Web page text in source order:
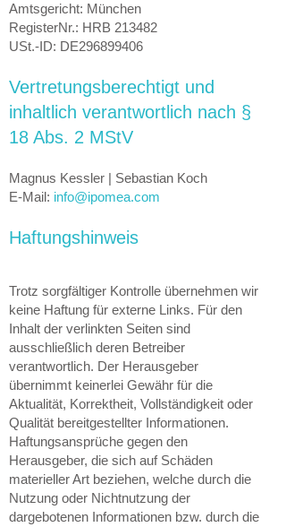
Amtsgericht: München
RegisterNr.: HRB 213482
USt.-ID: DE296899406
Vertretungsberechtigt und
inhaltlich verantwortlich nach §
18 Abs. 2 MStV
Magnus Kessler | Sebastian Koch
E-Mail: info@ipomea.com
Haftungshinweis
Trotz sorgfältiger Kontrolle übernehmen wir
keine Haftung für externe Links. Für den
Inhalt der verlinkten Seiten sind
ausschließlich deren Betreiber
verantwortlich. Der Herausgeber
übernimmt keinerlei Gewähr für die
Aktualität, Korrektheit, Vollständigkeit oder
Qualität bereitgestellter Informationen.
Haftungsansprüche gegen den
Herausgeber, die sich auf Schäden
materieller Art beziehen, welche durch die
Nutzung oder Nichtnutzung der
dargebotenen Informationen bzw. durch die